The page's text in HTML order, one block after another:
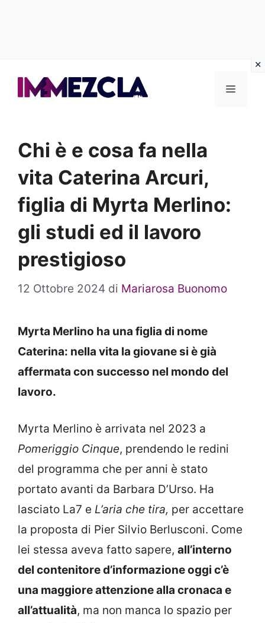
Menu
Chi è e cosa fa nella
vita Caterina Arcuri,
figlia di Myrta Merlino:
gli studi ed il lavoro
prestigioso
12 Ottobre 2024 di Mariarosa Buonomo
Myrta Merlino ha una figlia di nome
Caterina: nella vita la giovane si è già
affermata con successo nel mondo del
lavoro.
Myrta Merlino è arrivata nel 2023 a
Pomeriggio Cinque, prendendo le redini
del programma che per anni è stato
portato avanti da Barbara D’Urso. Ha
lasciato La7 e L’aria che tira, per accettare
la proposta di Pier Silvio Berlusconi. Come
lei stessa aveva fatto sapere, all’interno
del contenitore d’informazione oggi c’è
una maggiore attenzione alla cronaca e
all’attualità, ma non manca lo spazio per